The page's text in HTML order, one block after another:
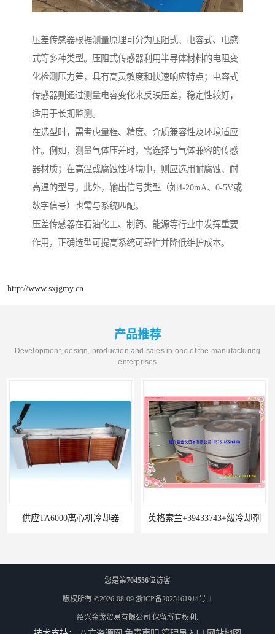
压差传感器根据测量原理可分为压阻式、电容式、电感
式等多种类型。压阻式传感器利用半导体材料的电阻变
化检测压力差，具有高灵敏度和快速响应特点；电容式
传感器则通过测量电容变化来反映压差，稳定性较好，
适用于长期监测。
在选型时，需考虑量程、精度、介质兼容性及环境适应
性。例如，测量气体压差时，需选择与气体兼容的传感
器材质；在高温或腐蚀性环境中，则应选用耐腐蚀、耐
高温的型号。此外，输出信号类型（如4-20mA、0-5V或
数字信号）也需与系统匹配。
压差传感器在石油化工、制药、能源等行业中发挥重要
作用，正确选型可提高系统可靠性并降低维护成本。
http://www.sxjgmy.cn
产品推荐
Development, design, production and sales in one of the manufacturing
enterprises
供应TA6000离心机冷却器 英格索兰+39433743+级冷却剂
您是第704556位访客
版权所有 ©2026-08-09 浙ICP备2025161914号-1
绍兴金戈贸易有限公司 保留所有权利.